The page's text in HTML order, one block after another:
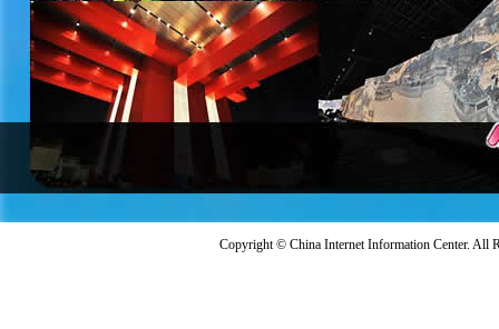
Copyright © China Internet Information Center. All